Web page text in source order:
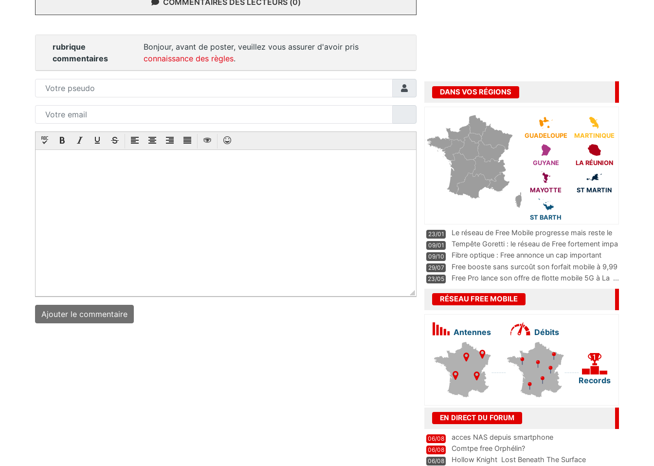
COMMENTAIRES DES LECTEURS (0)
rubrique
commentaires
Bonjour, avant de poster, veuillez vous assurer d'avoir pris
connaissance des règles.
DANS VOS RÉGIONS
GUADELOUPE MARTINIQUE
GUYANE LA RÉUNION
MAYOTTE ST MARTIN
ST BARTH
23/01
Le réseau de Free Mobile progresse mais reste le
m
...
09/01
Tempête Goretti : le réseau de Free fortement impa
09/10
Fibre optique : Free annonce un cap important
pass
...
29/07
Free booste sans surcoût son forfait mobile à 9,99
23/05 Free Pro lance son offre de flotte mobile 5G à La ...
RÉSEAU FREE MOBILE
Antennes Débits
Records
EN DIRECT DU FORUM
06/08 acces NAS depuis smartphone
06/08 Comtpe free Orphélin?
06/08 Hollow Knight  Lost Beneath The Surface